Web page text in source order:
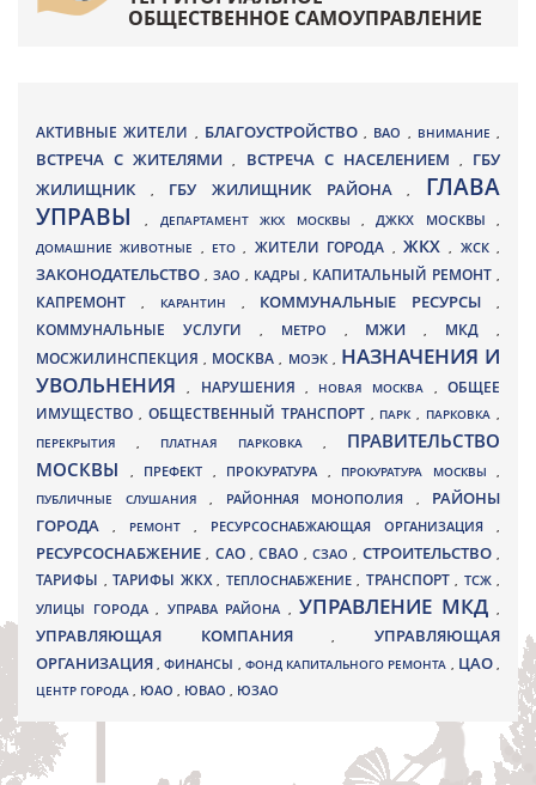
ОБЩЕСТВЕННОЕ САМОУПРАВЛЕНИЕ
АКТИВНЫЕ ЖИТЕЛИ , БЛАГОУСТРОЙСТВО , ВАО , ВНИМАНИЕ ,
ВСТРЕЧА С ЖИТЕЛЯМИ, ВСТРЕЧА С НАСЕЛЕНИЕМ , ГБУ
ЖИЛИЩНИК
, ГБУ ЖИЛИЩНИК РАЙОНА, ГЛАВА
УПРАВЫ, ДЕПАРТАМЕНТ ЖКХ МОСКВЫ ,ДЖКХ МОСКВЫ ,
ДОМАШНИЕ ЖИВОТНЫЕ , ЕТО, ЖИТЕЛИ ГОРОДА , ЖКХ, ЖСК,
ЗАКОНОДАТЕЛЬСТВО , ЗАО , КАДРЫ, КАПИТАЛЬНЫЙ РЕМОНТ ,
КАПРЕМОНТ , КАРАНТИН , КОММУНАЛЬНЫЕ РЕСУРСЫ,
КОММУНАЛЬНЫЕ УСЛУГИ , МЕТРО , МЖИ, МКД ,
МОСЖИЛИНСПЕКЦИЯ, МОСКВА , МОЭК , НАЗНАЧЕНИЯ И
УВОЛЬНЕНИЯ, НАРУШЕНИЯ , НОВАЯ МОСКВА ,ОБЩЕЕ
ИМУЩЕСТВО , ОБЩЕСТВЕННЫЙ ТРАНСПОРТ , ПАРК, ПАРКОВКА ,
ПЕРЕКРЫТИЯ , ПЛАТНАЯ ПАРКОВКА , ПРАВИТЕЛЬСТВО
МОСКВЫ
, ПРЕФЕКТ , ПРОКУРАТУРА , ПРОКУРАТУРА МОСКВЫ ,
ПУБЛИЧНЫЕ СЛУШАНИЯ , РАЙОННАЯ МОНОПОЛИЯ , РАЙОНЫ
ГОРОДА
, РЕМОНТ , РЕСУРСОСНАБЖАЮЩАЯ ОРГАНИЗАЦИЯ ,
РЕСУРСОСНАБЖЕНИЕ, САО,СВАО ,СЗАО, СТРОИТЕЛЬСТВО,
ТАРИФЫ , ТАРИФЫ ЖКХ , ТЕПЛОСНАБЖЕНИЕ , ТРАНСПОРТ , ТСЖ ,
УЛИЦЫ ГОРОДА , УПРАВА РАЙОНА , УПРАВЛЕНИЕ МКД ,
УПРАВЛЯЮЩАЯ КОМПАНИЯ,УПРАВЛЯЮЩАЯ
ОРГАНИЗАЦИЯ,ФИНАНСЫ , ФОНД КАПИТАЛЬНОГО РЕМОНТА , ЦАО,
ЦЕНТР ГОРОДА , ЮАО , ЮВАО , ЮЗАО